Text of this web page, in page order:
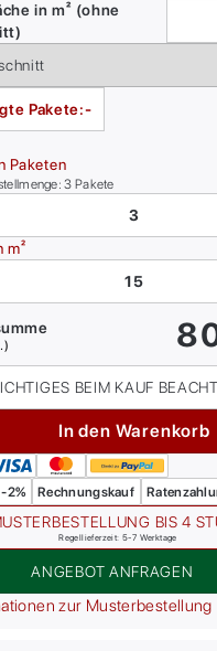
in m² (ohne
Pakete:-
Paketen
3 Pakete
m²
BEIM KAUF
In den Warenkorb
2% Rechnungskauf
BIS 4
Regellieferzeit: 5-7 Werktage
ANGEBOT ANFRAGEN
zur Musterbestellung